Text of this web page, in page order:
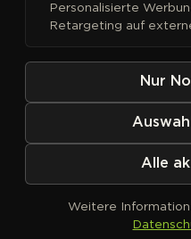
DNA Genetics
24K Gold
Mandarinenduft, drei
Phänotypen zur Wahl.
Bakers Delight
Cookies trifft Sorbet – süßes
Aroma mit klarem Fokus.
Personalisierte
Retargeting auf
Nur
Alle
Weitere